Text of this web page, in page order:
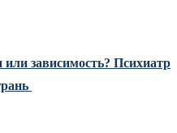
зависимость? Психиатр